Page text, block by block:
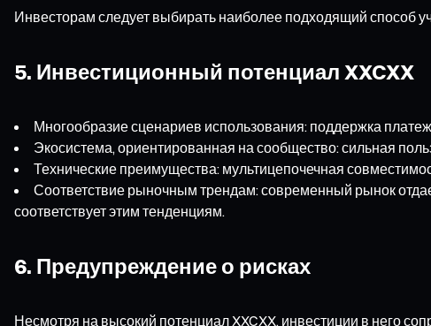
Инвесторам следует выбирать наиболее подходящий способ
5. Инвестиционный потенциал XXCXX
Многообразие сценариев использования: поддержка
Экосистема, ориентированная на сообщество: сильная
Технические преимущества: мультицепочечная
Соответствие рыночным трендам: современный рынок
соответствует этим тенденциям.
6. Предупреждение о рисках
Несмотря на высокий потенциал XXCXX, инвестиции в него